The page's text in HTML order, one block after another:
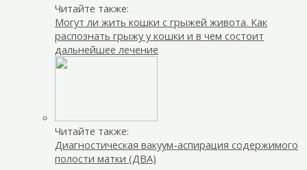
Читайте также:
Могут ли жить кошки с грыжей живота. Как
распознать грыжу у кошки и в чем состоит
дальнейшее лечение
Читайте также:
Диагностическая вакуум-аспирация содержимого
полости матки (ДВА)